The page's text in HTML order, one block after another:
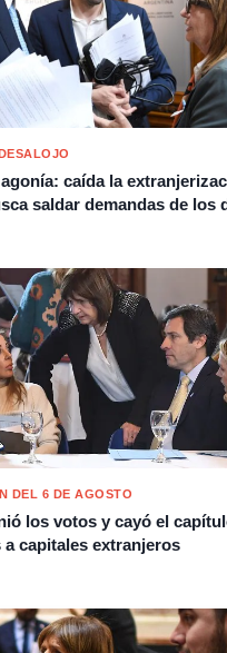
caída la
saldar demandas de los
DEL 6 DE AGOSTO
los votos y cayó el
a capitales extranjeros